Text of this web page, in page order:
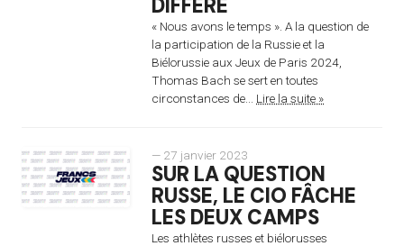
DIFFÈRE
« Nous avons le temps ». A la question de
la participation de la Russie et la
Biélorussie aux Jeux de Paris 2024,
Thomas Bach se sert en toutes
circonstances de... Lire la suite »
— 27 janvier 2023
SUR LA QUESTION
RUSSE, LE CIO FÂCHE
LES DEUX CAMPS
Les athlètes russes et biélorusses